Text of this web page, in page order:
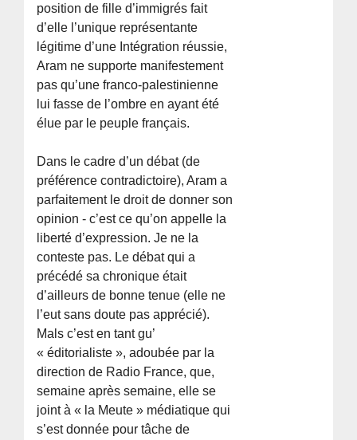
position de fille d’immigrés fait
d’elle l’unique représentante
légitime d’une Intégration réussie,
Aram ne supporte manifestement
pas qu’une franco-palestinienne
lui fasse de l’ombre en ayant été
élue par le peuple français.
Dans le cadre d’un débat (de
préférence contradictoire), Aram a
parfaitement le droit de donner son
opinion - c’est ce qu’on appelle la
liberté d’expression. Je ne la
conteste pas. Le débat qui a
précédé sa chronique était
d’ailleurs de bonne tenue (elle ne
l’eut sans doute pas apprécié).
Mals c’est en tant gu’
« éditorialiste », adoubée par la
direction de Radio France, que,
semaine après semaine, elle se
joint à « la Meute » médiatique qui
s’est donnée pour tâche de